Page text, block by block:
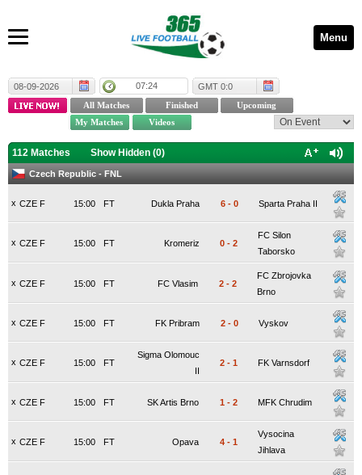
Menu
08-09-2026 07:25 GMT 0:0
112 Matches Show Hidden (0)
Czech Republic - FNL
x CZE F FT
15:00 Dukla Praha 6 - 0 Sparta Praha II
x CZE F FT
15:00 Kromeriz 0 - 2
FC Silon
Taborsko
x CZE F FT
15:00 FC Vlasim 2 - 2
FC Zbrojovka
Brno
x CZE F FT
15:00 FK Pribram 2 - 0 Vyskov
x CZE F FT
15:00
Sigma Olomouc
II
2 - 1 FK Varnsdorf
x CZE F FT
15:00 SK Artis Brno 1 - 2 MFK Chrudim
x CZE F FT
15:00 Opava 4 - 1
Vysocina
Jihlava